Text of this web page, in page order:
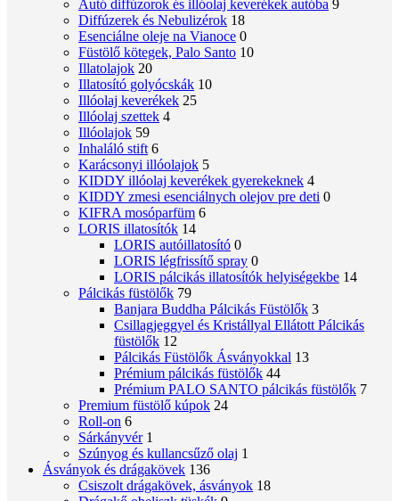
Autó diffúzorok és illóolaj keverékek autóba 9
Diffúzerek és Nebulizérok 18
Esenciálne oleje na Vianoce 0
Füstölő kötegek, Palo Santo 10
Illatolajok 20
Illatosító golyócskák 10
Illóolaj keverékek 25
Illóolaj szettek 4
Illóolajok 59
Inhaláló stift 6
Karácsonyi illóolajok 5
KIDDY illóolaj keverékek gyerekeknek 4
KIDDY zmesi esenciálnych olejov pre deti 0
KIFRA mosóparfüm 6
LORIS illatosítók 14
LORIS autóillatosító 0
LORIS légfrissítő spray 0
LORIS pálcikás illatosítók helyiségekbe 14
Pálcikás füstölők 79
Banjara Buddha Pálcikás Füstölők 3
Csillagjeggyel és Kristállyal Ellátott Pálcikás
füstölők 12
Pálcikás Füstölők Ásványokkal 13
Prémium pálcikás füstölők 44
Prémium PALO SANTO pálcikás füstölők 7
Premium füstölő kúpok 24
Roll-on 6
Sárkányvér 1
Szúnyog és kullancsűző olaj 1
Ásványok és drágakövek 136
Csiszolt drágakövek, ásványok 18